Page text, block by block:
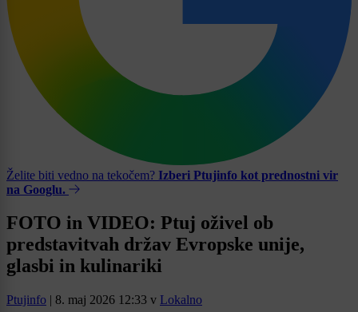
Želite biti vedno na tekočem? Izberi Ptujinfo kot prednostni vir
na Googlu.
FOTO in VIDEO: Ptuj oživel ob
predstavitvah držav Evropske unije,
glasbi in kulinariki
Ptujinfo | 8. maj 2026 12:33 v Lokalno